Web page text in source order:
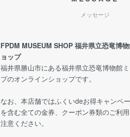
メッセージ
FPDM MUSEUM SHOP 福井県立恐竜博
ョップ
福井県勝山市にある福井県立恐竜博物館
プのオンラインショップです。
なお、本店舗ではふくいdeお得キャンペ
を含む全ての金券、クーポン券類のご利
注意ください。